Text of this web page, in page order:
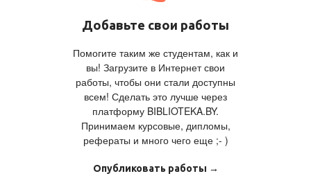
Добавьте свои работы
Помогите таким же студентам, как и
вы! Загрузите в Интернет свои
работы, чтобы они стали доступны
всем! Сделать это лучше через
платформу BIBLIOTEKA.BY.
Принимаем курсовые, дипломы,
рефераты и много чего еще ;- )
Опубликовать работы →